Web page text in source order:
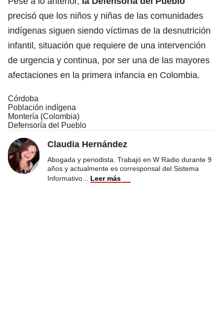
precisó que los niños y niñas de las comunidades
indígenas siguen siendo víctimas de la desnutrición
infantil, situación que requiere de una intervención
de urgencia y continua, por ser una de las mayores
afectaciones en la primera infancia en Colombia.
Córdoba
Población indígena
Montería (Colombia)
Defensoría del Pueblo
Claudia Hernández
Abogada y periodista. Trabajó en W Radio durante 9
años y actualmente es corresponsal del Sistema
Informativo
Leer más